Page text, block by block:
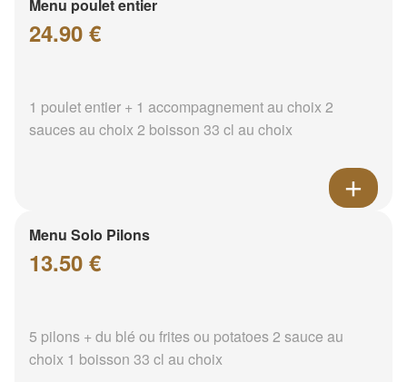
Menu poulet entier
24.90 €
1 poulet entier + 1 accompagnement au choix 2
sauces au choix 2 boisson 33 cl au choix
Menu Solo Pilons
13.50 €
5 pilons + du blé ou frites ou potatoes 2 sauce au
choix 1 boisson 33 cl au choix